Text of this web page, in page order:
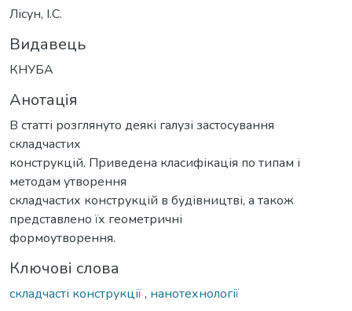
Лісун, І.С.
Видавець
КНУБА
Анотація
В статті розглянуто деякі галузі застосування
складчастих
конструкцій. Приведена класифікація по типам і
методам утворення
складчастих конструкцій в будівництві, а також
представлено їх геометричні
формоутворення.
Ключові слова
складчасті конструкції, нанотехнології